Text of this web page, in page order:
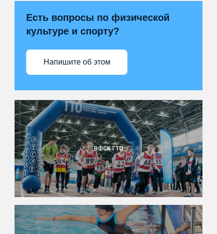
Есть вопросы по физической
культуре и спорту?
Напишите об этом
ВФСК ГТО